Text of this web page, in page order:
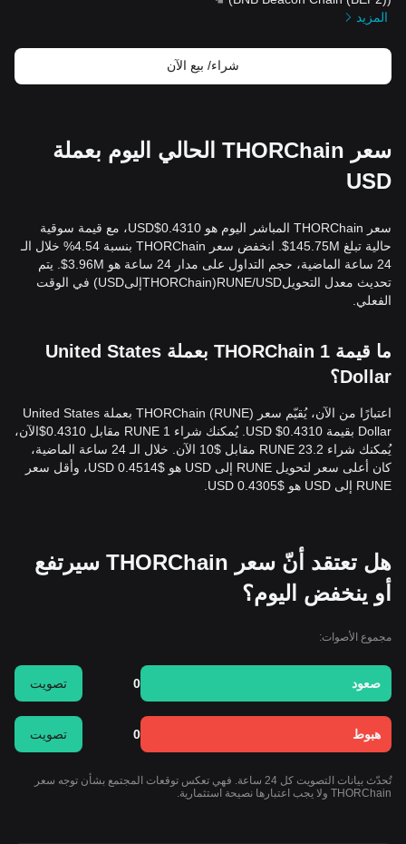
المزيد
شراء/ بيع الآن
سعر THORChain الحالي اليوم بعملة
USD
سعر THORChain المباشر اليوم هو 0.4310$USD، مع قيمة سوقية
حالية تبلغ 145.75M$. انخفض سعر THORChain بنسبة 4.54% خلال الـ
24 ساعة الماضية، حجم التداول على مدار 24 ساعة هو 3.96M$. يتم
تحديث معدل التحويلRUNE/USD(THORChainإلىUSD) في الوقت
الفعلي.
ما قيمة 1 THORChain بعملة United States
Dollar؟
اعتبارًا من الآن، يُقيّم سعر THORChain (RUNE) بعملة United States
Dollar بقيمة 0.4310$ USD. يُمكنك شراء 1 RUNE مقابل 0.4310$الآن،
يُمكنك شراء 23.2 RUNE مقابل $10 الآن. خلال الـ 24 ساعة الماضية،
كان أعلى سعر لتحويل RUNE إلى USD هو $0.4514 USD، وأقل سعر
RUNE إلى USD هو $0.4305 USD.
هل تعتقد أنّ سعر THORChain سيرتفع
أو ينخفض اليوم؟
مجموع الأصوات:
صعود 0 تصويت
هبوط 0 تصويت
تُحدّث بيانات التصويت كل 24 ساعة. فهي تعكس توقعات المجتمع بشأن توجه سعر
THORChain ولا يجب اعتبارها نصيحة استثمارية.